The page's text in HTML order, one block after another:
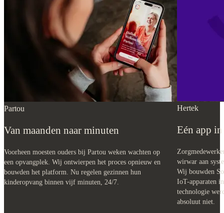
Partou
Van maanden naar minuten
Voorheen moesten ouders bij Partou weken wachten op
een opvangplek. Wij ontwierpen het proces opnieuw en
bouwden het platform. Nu regelen gezinnen hun
kinderopvang binnen vijf minuten, 24/7.
Hertek
Eén app
wirwar aan
Wij bouwden
IoT-apparaten
technologie
absoluut niet.